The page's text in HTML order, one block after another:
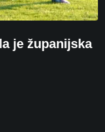
je županijska